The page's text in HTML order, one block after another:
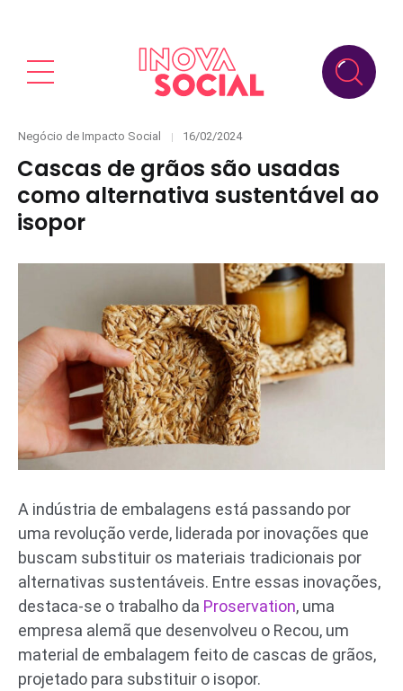
Categories
Negócio de Impacto Social
Posted
16/02/2024
Cascas de grãos são usadas
como alternativa sustentável ao
isopor
A indústria de embalagens está passando por
uma revolução verde, liderada por inovações que
buscam substituir os materiais tradicionais por
alternativas sustentáveis. Entre essas inovações,
destaca-se o trabalho da Proservation, uma
empresa alemã que desenvolveu o Recou, um
material de embalagem feito de cascas de grãos,
projetado para substituir o isopor.